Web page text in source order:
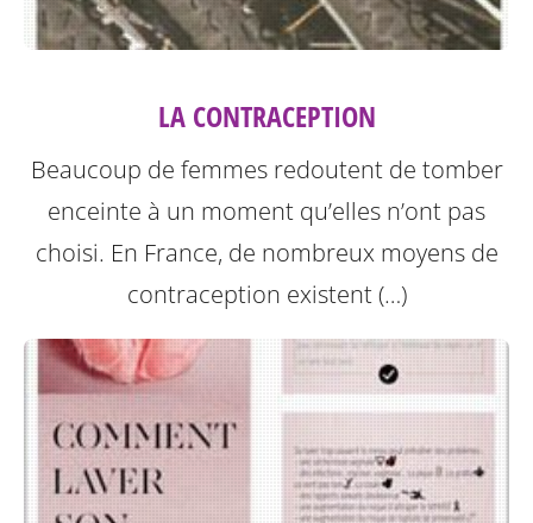
LA CONTRACEPTION
Beaucoup de femmes redoutent de tomber
enceinte à un moment qu’elles n’ont pas
choisi. En France, de nombreux moyens de
contraception existent (…)